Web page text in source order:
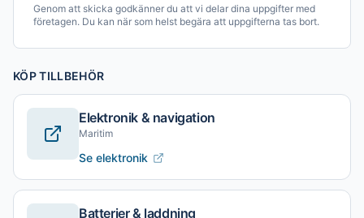
Genom att skicka godkänner du att vi delar dina uppgifter med
företagen. Du kan när som helst begära att uppgifterna tas bort.
KÖP TILLBEHÖR
Elektronik & navigation
Maritim
Se elektronik
Batterier & laddning